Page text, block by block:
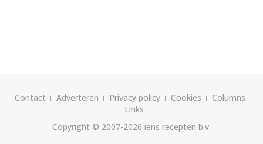
Contact Adverteren Privacy policy Cookies
Columns
Links
Copyright © 2007-2026 iens recepten b.v.